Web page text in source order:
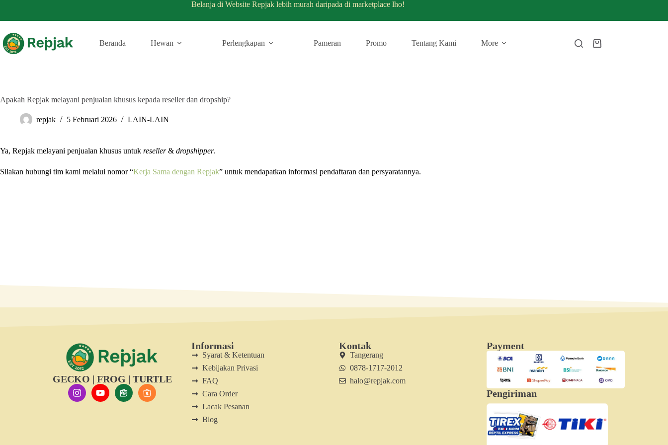
Belanja di Website Repjak lebih murah daripada di marketplace lho!
Beranda Hewan Perlengkapan Pameran Promo Tentang Kami More
Apakah Repjak melayani penjualan khusus kepada reseller dan dropship?
repjak 5 Februari 2026 LAIN-LAIN
Ya, Repjak melayani penjualan khusus untuk reseller& dropshipper.
Silakan hubungi tim kami melalui nomor “Kerja Sama dengan Repjak” untuk mendapatkan informasi pendaftaran dan persyaratannya.
GECKO | FROG | TURTLE
Informasi
Syarat & Ketentuan
Kebijakan Privasi
FAQ
Cara Order
Lacak Pesanan
Blog
Kontak
Tangerang
0878-1717-2012
halo@repjak.com
Payment
Pengiriman